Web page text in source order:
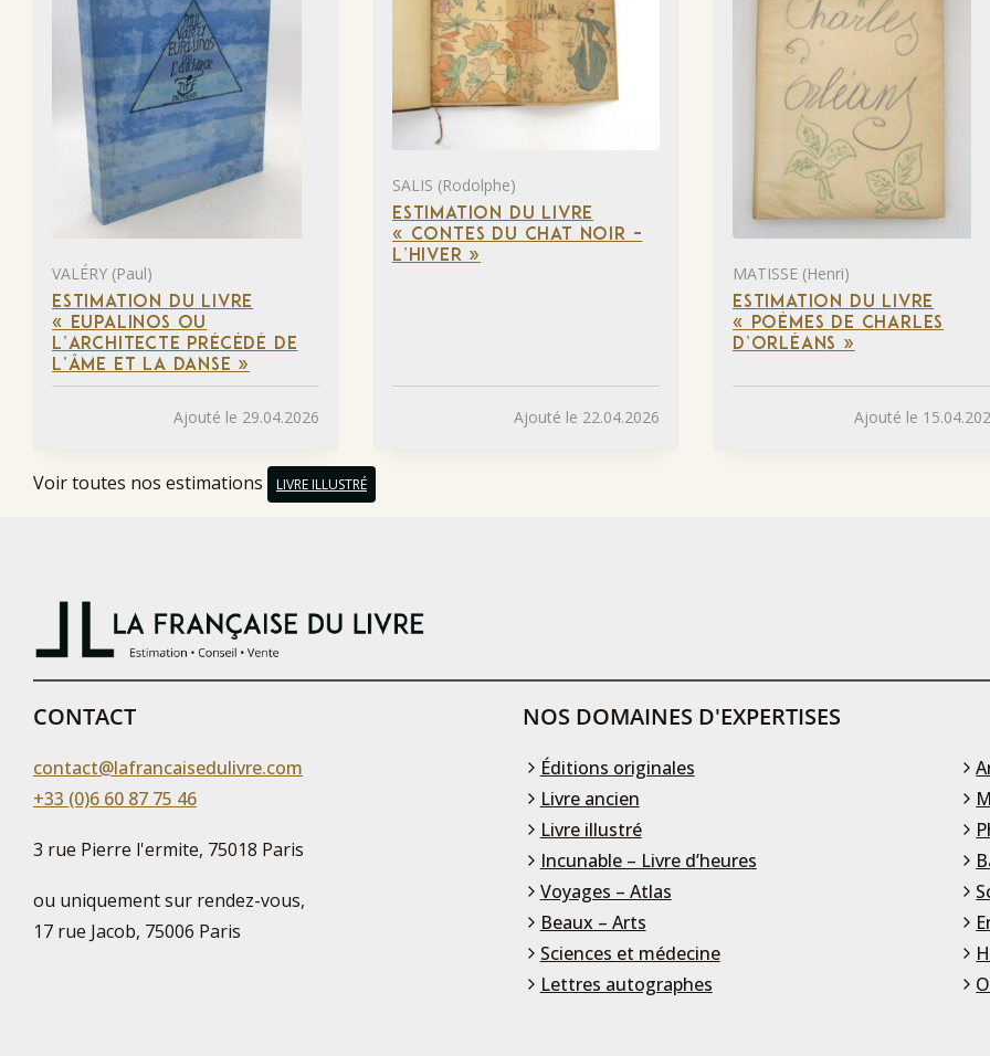
VALÉRY (Paul)
ESTIMATION DU LIVRE
« EUPALINOS OU
L’ARCHITECTE PRÉCÉDÉ DE
L’ÂME ET LA DANSE »
Ajouté le 29.04.2026
SALIS (Rodolphe)
ESTIMATION DU LIVRE
« CONTES DU CHAT NOIR –
L’HIVER »
Ajouté le 22.04.2026
MATISSE (Henri)
ESTIMATION DU LIVRE
« POÈMES DE CHARLES
D’ORLÉANS »
Ajouté le
Voir toutes nos estimations LIVRE ILLUSTRÉ
CONTACT
contact@lafrancaisedulivre.com
+33 (0)6 60 87 75 46
3 rue Pierre l'ermite, 75018 Paris
ou uniquement sur rendez-vous,
17 rue Jacob, 75006 Paris
NOS DOMAINES D'EXPERTISES
Éditions originales
Livre ancien
Livre illustré
Incunable – Livre d’heures
Voyages – Atlas
Beaux – Arts
Sciences et médecine
Lettres autographes